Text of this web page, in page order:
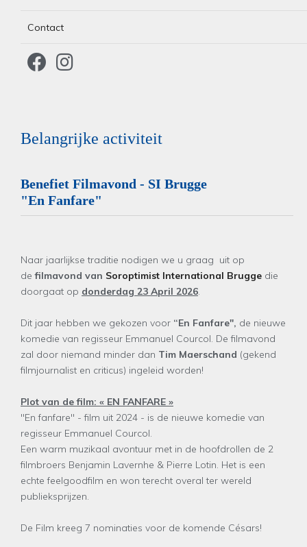
Contact
Belangrijke activiteit
Benefiet Filmavond - SI Brugge
"En Fanfare"
Naar jaarlijkse traditie nodigen we u graag uit op
defilmavond van Soroptimist International Brugge die
doorgaat op donderdag 23 April 2026.
Dit jaar hebben we gekozen voor “En Fanfare", de nieuwe
komedie van regisseur Emmanuel Courcol. De filmavond
zal door niemand minder dan Tim Maerschand (gekend
filmjournalist en criticus) ingeleid worden!
Plot van de film: « EN FANFARE »
"En fanfare" - film uit 2024 - is de nieuwe komedie van
regisseur Emmanuel Courcol.
Een warm muzikaal avontuur met in de hoofdrollen de 2
filmbroers Benjamin Lavernhe & Pierre Lotin. Het is een
echte feelgoodfilm en won terecht overal ter wereld
publieksprijzen.
De Film kreeg 7 nominaties voor de komende Césars!